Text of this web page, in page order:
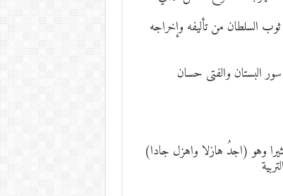
السلطان من تأليفه وإخراجه
وهو (اجدُ هازلا واهزل جادا)